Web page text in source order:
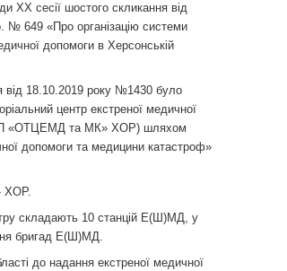
ХХ сесії шостого скликання від
№ 649 «Про організацію системи
допомоги в Херсонській
від 18.10.2019 року №1430 було
центр екстреної медичної
«ОТЦЕМД та МК» ХОР) шляхом
допомоги та медицини катастроф»
ХОР.
складають 10 станцій Е(Ш)МД, у
бригад Е(Ш)МД.
до надання екстреної медичної